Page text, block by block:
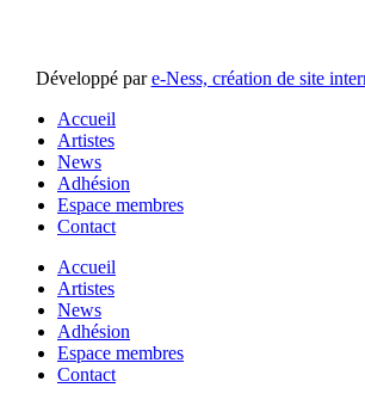
Développé pare-Ness, création de site
Accueil
Artistes
News
Adhésion
Espace membres
Contact
Accueil
Artistes
News
Adhésion
Espace membres
Contact